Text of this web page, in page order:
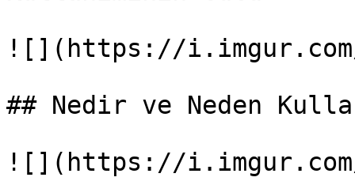
![](https://i.imgur.com/
## Nedir ve Neden
![](https://i.imgur.com/